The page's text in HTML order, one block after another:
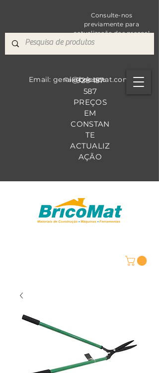
Consulte-nos
previamente para
actualização dos preços!
928 157
587
PREÇOS
EM
CONSTAN
TE
ACTUALIZ
AÇÃO
Fale Conosco
Email: geral@bricomat.com